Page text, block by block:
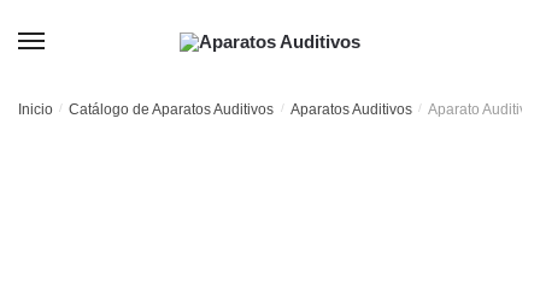
Inicio / Catálogo de Aparatos Auditivos / Aparatos Auditivos / Aparato